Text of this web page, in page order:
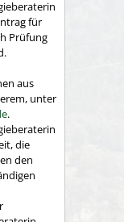
für
Prüfung
aus
unter
.
die
den